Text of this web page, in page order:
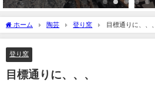
ホーム 陶芸 登り窯 目標通りに、、、
登り窯
目標通りに、、、